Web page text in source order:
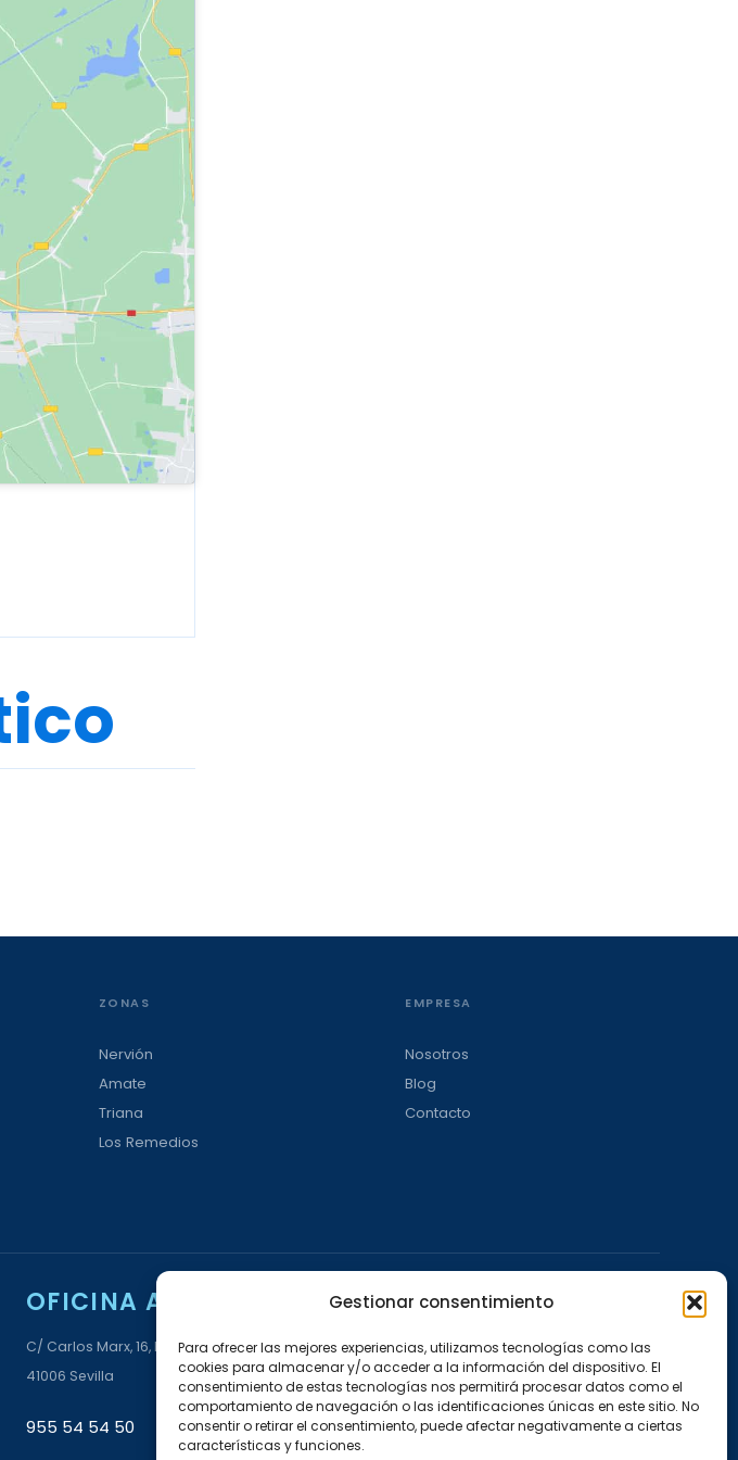
Gestionar consentimiento
Para ofrecer las mejores experiencias, utilizamos tecnologías como las
cookies para almacenar y/o acceder a la información del dispositivo. El
consentimiento de estas tecnologías nos permitirá procesar datos como el
comportamiento de navegación o las identificaciones únicas en este sitio. No
consentir o retirar el consentimiento, puede afectar negativamente a ciertas
características y funciones.
ZONAS
Nervión
Amate
Triana
Los Remedios
EMPRESA
Nosotros
Blog
Contacto
OFICINA AMATE
C/ Carlos Marx, 16, Bloque 6, Local A
41006 Sevilla
955 54 54 50